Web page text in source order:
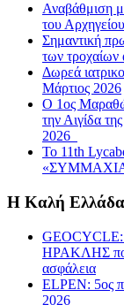
Αναβάθμιση
του
Σημαντική
των τροχαίων
Δωρεά
Μάρτιος 2026
Ο 1ος
την Αιγίδα
2026
Το 11th
«ΣΥΜΜΑΧΙΑ
Η Καλή Ελλάδα
GEOCYCLE:
ΗΡΑΚΛΗΣ που
ασφάλεια
ΕLPEN: 5ος
2026